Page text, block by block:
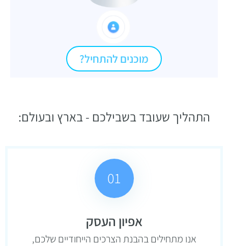
מוכנים להתחיל?
התהליך שעובד בשבילכם - בארץ ובעולם:
01
אפיון העסק
אנו מתחילים בהבנת הצרכים הייחודיים שלכם,